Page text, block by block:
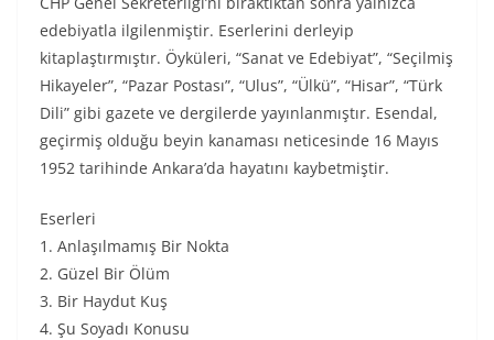
edebiyatla ilgilenmiştir. Eserlerini derleyip
kitaplaştırmıştır. Öyküleri, “Sanat ve Edebiyat”, “Seçilmiş
Hikayeler”, “Pazar Postası”, “Ulus”, “Ülkü”, “Hisar”, “Türk
Dili” gibi gazete ve dergilerde yayınlanmıştır. Esendal,
geçirmiş olduğu beyin kanaması neticesinde 16 Mayıs
1952 tarihinde Ankara’da hayatını kaybetmiştir.
Eserleri
1. Anlaşılmamış Bir Nokta
2. Güzel Bir Ölüm
3. Bir Haydut Kuş
4. Şu Soyadı Konusu